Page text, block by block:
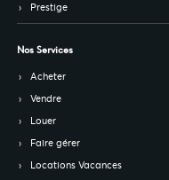
Prestige
Nos Services
Acheter
Vendre
Louer
Faire gérer
Locations Vacances